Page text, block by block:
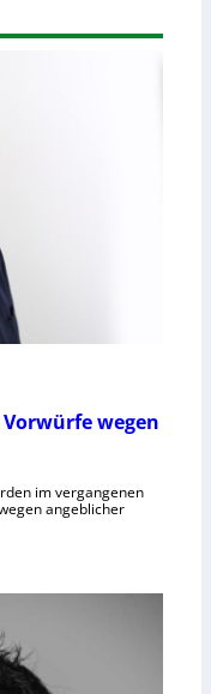
wegen
im vergangenen
angeblicher